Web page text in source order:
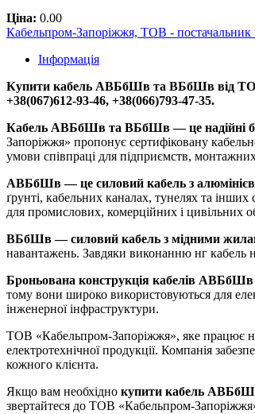
Ціна: 0.00
Кабельпром-Запоріжжя, ТОВ - постачальник
Інформація
Купити кабель АВБбШв та ВБбШв від ТОВ
+38(067)612-93-46, +38(066)793-47-35.
Кабель АВБбШв та ВБбШв — це надійні
Запоріжжя» пропонує сертифіковану
умови співпраці для підприємств,
АВБбШв — це силовий кабель з
ґрунті, кабельних каналах, тунелях та
для промислових, комерційних і цивільних
ВБбШв — силовий кабель з мідними
навантажень. Завдяки виконанню нг кабель
Броньована конструкція кабелів
тому вони широко використовуються для
інженерної інфраструктури.
ТОВ «Кабельпром-Запоріжжя», яке працює на
електротехнічної продукції. Компанія
кожного клієнта.
Якщо вам необхідно купити кабель
звертайтеся до ТОВ «Кабельпром-